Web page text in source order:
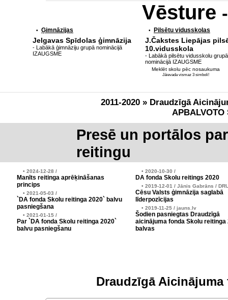
Vēsture
• Ģimnāzijas
Jelgavas Spīdolas ģimnāzija
- Labākā ģimnāziju grupā nominācijā
IZAUGSME
• Pilsētu vidusskolas
J.Čakstes Liepājas
10.vidusskola
- Labākā pilsētu vidusskolu grupā
nominācijā IZAUGSME
Meklēt skolu pēc nosaukuma
Jāievada vismaz 3 simboli!
2011-2020 » Draudzīgā
APBALVOTO
Presē un portālos
reitingu
• 2024-12-28 /
Manīts reitinga aprēķināšanas
princips
• 2021-05-03 /
`DA fonda Skolu reitinga 2020` balvu
pasniegšana
• 2021-01-15 /
Par `DA fonda Skolu reitinga 2020`
balvu pasniegšanu
• 2020-10-30 /
DA fonda Skolu reitings 2020
• 2019-12-01 / Jānis Gabrāns /
Cēsu Valsts ģimnāzija saglabā
līderpozīcijas
• 2019-11-25 / jauns.lv
Šodien pasniegtas Draudzīgā
aicinājuma fonda Skolu reitinga
balvas
Draudzīgā